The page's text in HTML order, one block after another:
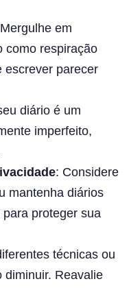
em
como respiração
escrever parecer
diário é um
imperfeito,
: Considere
mantenha diários
proteger sua
técnicas ou
diminuir. Reavalie